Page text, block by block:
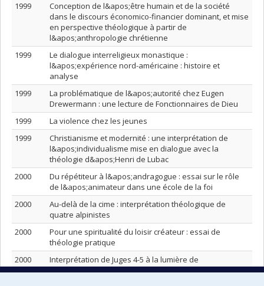
1999
Conception de l&apos;être humain et de la société
dans le discours économico-financier dominant, et mise
en perspective théologique à partir de
l&apos;anthropologie chrétienne
1999
Le dialogue interreligieux monastique :
l&apos;expérience nord-américaine : histoire et
analyse
1999
La problématique de l&apos;autorité chez Eugen
Drewermann : une lecture de Fonctionnaires de Dieu
1999
La violence chez les jeunes
1999
Christianisme et modernité : une interprétation de
l&apos;individualisme mise en dialogue avec la
théologie d&apos;Henri de Lubac
2000
Du répétiteur à l&apos;andragogue : essai sur le rôle
de l&apos;animateur dans une école de la foi
2000
Au-delà de la cime : interprétation théologique de
quatre alpinistes
2000
Pour une spiritualité du loisir créateur : essai de
théologie pratique
2000
Interprétation de Juges 4-5 à la lumière de
l&apos;herméneutique de la théorie du procès